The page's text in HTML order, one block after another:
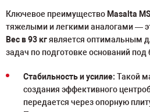
Ключевое преимущество Masalta
тяжелыми и легкими аналогами —
Вес в 93 кгявляется оптимальным
задач по подготовке оснований
Стабильность и усилие: Такой
создания эффективного
передается через опорную